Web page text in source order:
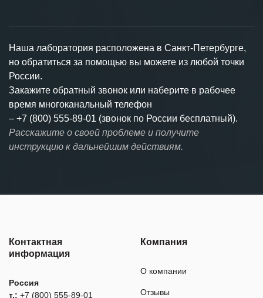
Наша лаборатория расположена в Санкт-Петербурге,
но обратиться за помощью вы можете из любой точки
России.
Закажите обратный звонок или наберите в рабочее
время многоканальный телефон
– +7 (800) 555-89-01 (звонок по России бесплатный).
Расскажите о своей проблеме и получите
инструкцию к дальнейшим действиям.
Контактная
информация
Россия
т.: +7 (800) 555-89-01
Компания
О компании
Отзывы